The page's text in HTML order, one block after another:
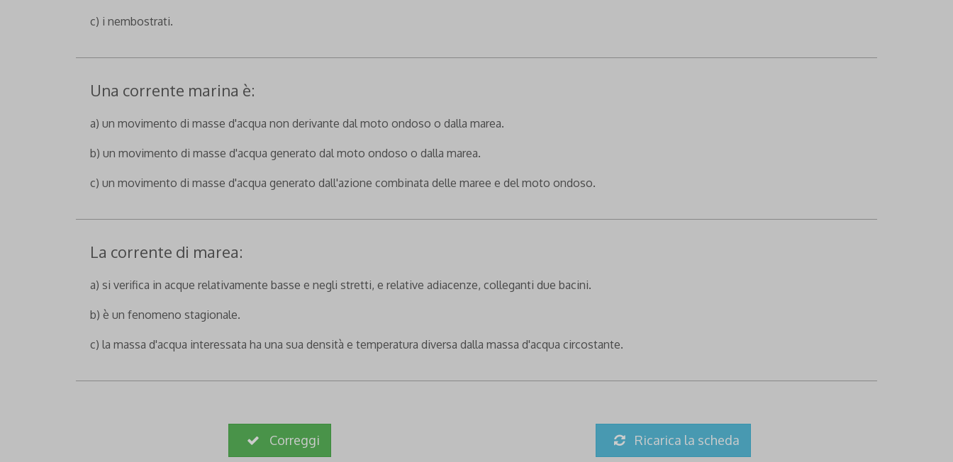
c) i nembostrati.
Una corrente marina è:
a) un movimento di masse d'acqua non derivante dal moto ondoso o dalla marea.
b) un movimento di masse d'acqua generato dal moto ondoso o dalla marea.
c) un movimento di masse d'acqua generato dall'azione combinata delle maree e del moto ondoso.
La corrente di marea:
a) si verifica in acque relativamente basse e negli stretti, e relative adiacenze, colleganti due bacini.
b) è un fenomeno stagionale.
c) la massa d'acqua interessata ha una sua densità e temperatura diversa dalla massa d'acqua circostante.
Correggi Ricarica la scheda